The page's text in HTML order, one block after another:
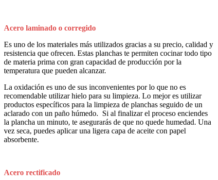
Acero laminado o corregido
Es uno de los materiales más utilizados gracias a su precio, calidad y
resistencia que ofrecen. Estas planchas te permiten cocinar todo tipo
de materia prima con gran capacidad de producción por la
temperatura que pueden alcanzar.
La oxidación es uno de sus inconvenientes por lo que no es
recomendable utilizar hielo para su limpieza. Lo mejor es utilizar
productos específicos para la limpieza de planchas seguido de un
aclarado con un paño húmedo. Si al finalizar el proceso enciendes
la plancha un minuto, te asegurarás de que no quede humedad. Una
vez seca, puedes aplicar una ligera capa de aceite con papel
absorbente.
Acero rectificado